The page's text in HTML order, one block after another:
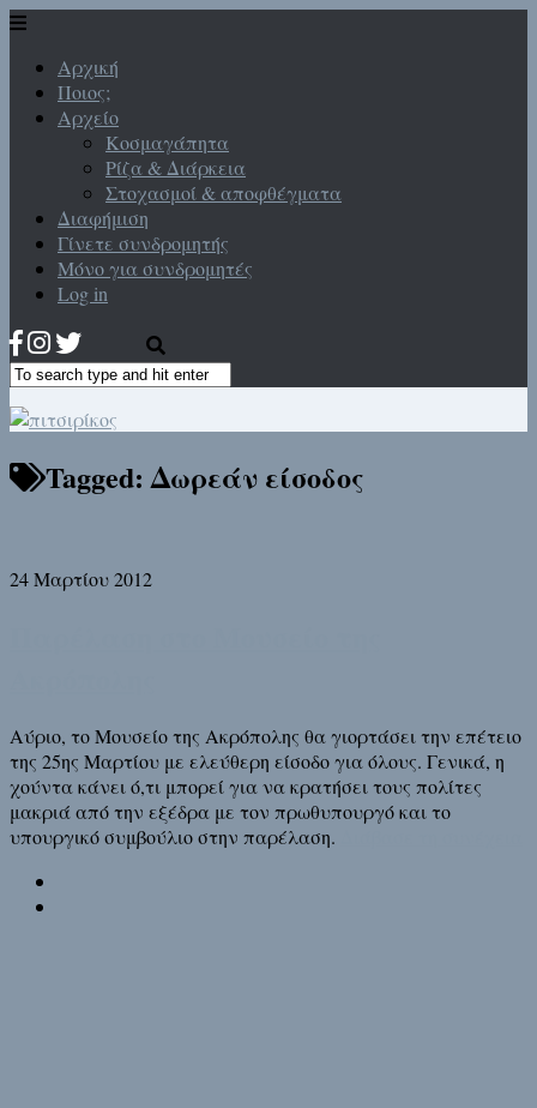
Αρχική
Ποιος;
Αρχείο
Κοσμαγάπητα
Ρίζα & Διάρκεια
Στοχασμοί & αποφθέγματα
Διαφήμιση
Γίνετε συνδρομητής
Μόνο για συνδρομητές
Log in
Tagged:Δωρεάν είσοδος
24 Μαρτίου 2012
Αύριο, το Μουσείο της Ακρόπολης θα γιορτάσει την επέτειο
της 25ης Μαρτίου με ελεύθερη είσοδο για όλους. Γενικά, η
χούντα κάνει ό,τι μπορεί για να κρατήσει τους πολίτες
μακριά από την εξέδρα με τον πρωθυπουργό και το
υπουργικό συμβούλιο στην παρέλαση.